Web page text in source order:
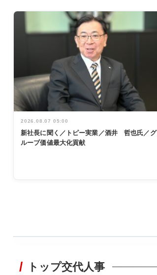
2026.08.07 05:00
新社長に聞く／トピー実業／酒井 哲也氏／グ
ループ価値最大化貢献
非鉄業界で
トップ交代人事